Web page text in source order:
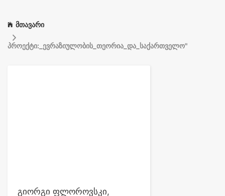
მთავარი
პროექტი:_ევრაზიულობის_თეორია_და_საქართველო"
გიორგი ფლოროვსკი,